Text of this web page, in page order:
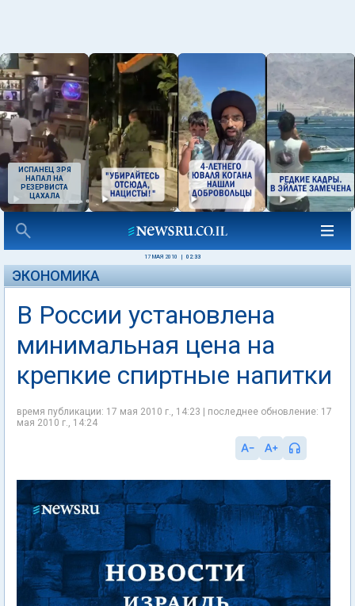
ИСПАНЕЦ ЗРЯ
НАПАЛ НА
РЕЗЕРВИСТА
ЦАХАЛА
17 МАЯ 2010 02:33
ЭКОНОМИКА
В России установлена
минимальная цена на
крепкие спиртные напитки
время публикации: 17 мая 2010 г., 14:23 | последнее обновление: 17
мая 2010 г., 14:24